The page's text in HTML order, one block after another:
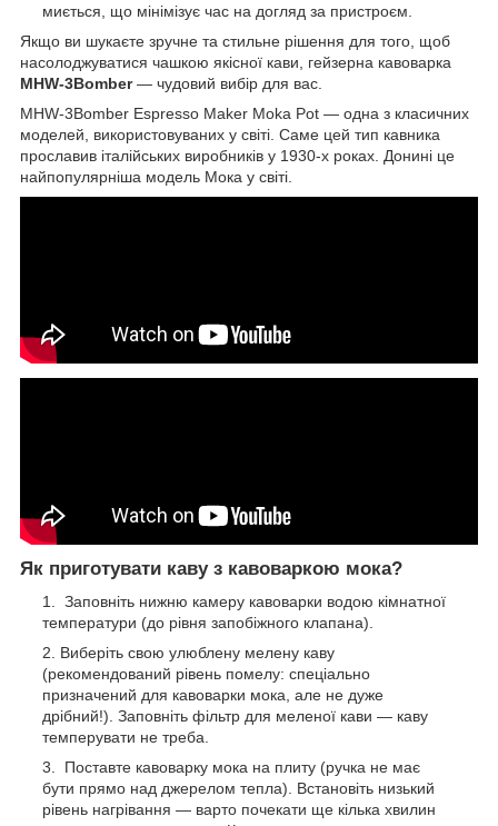
миється, що мінімізує час на догляд за пристроєм.
Якщо ви шукаєте зручне та стильне рішення для того, щоб
насолоджуватися чашкою якісної кави, гейзерна кавоварка
MHW-3Bomber— чудовий вибір для вас.
MHW-3Bomber Espresso Maker Moka Pot — одна з класичних
моделей, використовуваних у світі. Саме цей тип кавника
прославив італійських виробників у 1930-х роках. Донині це
найпопулярніша модель Мока у світі.
Як приготувати каву з кавоваркою мока?
Заповніть нижню камеру кавоварки водою кімнатної
температури (до рівня запобіжного клапана).
Виберіть свою улюблену мелену каву
(рекомендований рівень помелу: спеціально
призначений для кавоварки мока, але не дуже
дрібний!). Заповніть фільтр для меленої кави — каву
темперувати не треба.
Поставте кавоварку мока на плиту (ручка не має
бути прямо над джерелом тепла). Встановіть низький
рівень нагрівання — варто почекати ще кілька хвилин